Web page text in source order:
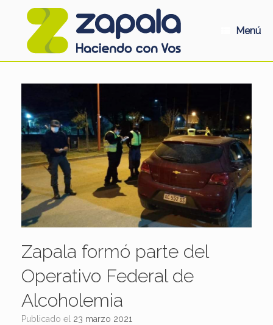
Menú
Zapala formó parte del
Operativo Federal de
Alcoholemia
Publicado el 23 marzo 2021